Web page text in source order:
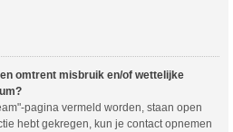
omtrent misbruik en/of wettelijke
pagina vermeld worden, staan open
hebt gekregen, kun je contact opnemen